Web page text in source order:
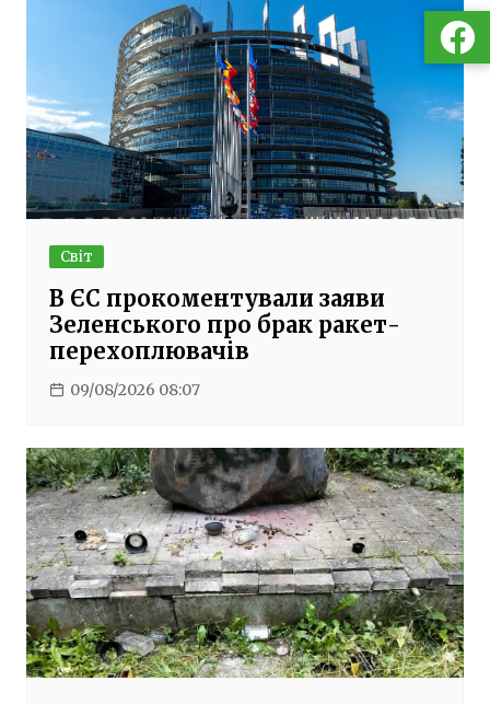
Світ
В ЄС прокоментували заяви
Зеленського про брак ракет-
перехоплювачів
09/08/2026 08:07